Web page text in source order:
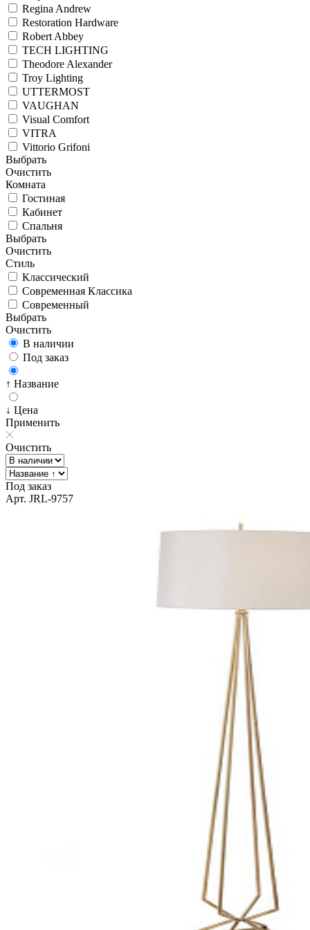
Regina Andrew
Restoration Hardware
Robert Abbey
TECH LIGHTING
Theodore Alexander
Troy Lighting
UTTERMOST
VAUGHAN
Visual Comfort
VITRA
Vittorio Grifoni
Выбрать
Очистить
Комната
Гостиная
Кабинет
Спальня
Выбрать
Очистить
Стиль
Классический
Современная Классика
Современный
Выбрать
Очистить
В наличии
Под заказ
↑ Название
↓ Цена
Применить
Очистить
Под заказ
Арт. JRL-9757